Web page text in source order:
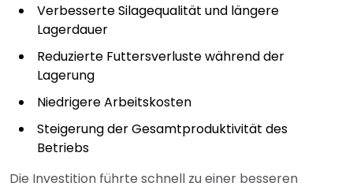
Verbesserte Silagequalität und längere
Lagerdauer
Reduzierte Futtersverluste während der
Lagerung
Niedrigere Arbeitskosten
Steigerung der Gesamtproduktivität des
Betriebs
Die Investition führte schnell zu einer besseren